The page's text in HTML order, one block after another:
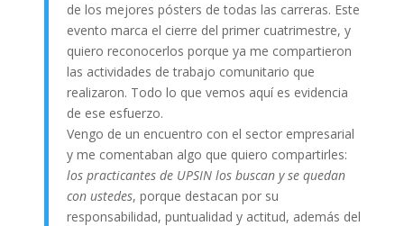
de los mejores pósters de todas las carreras. Este
evento marca el cierre del primer cuatrimestre, y
quiero reconocerlos porque ya me compartieron
las actividades de trabajo comunitario que
realizaron. Todo lo que vemos aquí es evidencia
de ese esfuerzo.
Vengo de un encuentro con el sector empresarial
y me comentaban algo que quiero compartirles:
los practicantes de UPSIN los buscan y se quedan
con ustedes, porque destacan por su
responsabilidad, puntualidad y actitud, además del